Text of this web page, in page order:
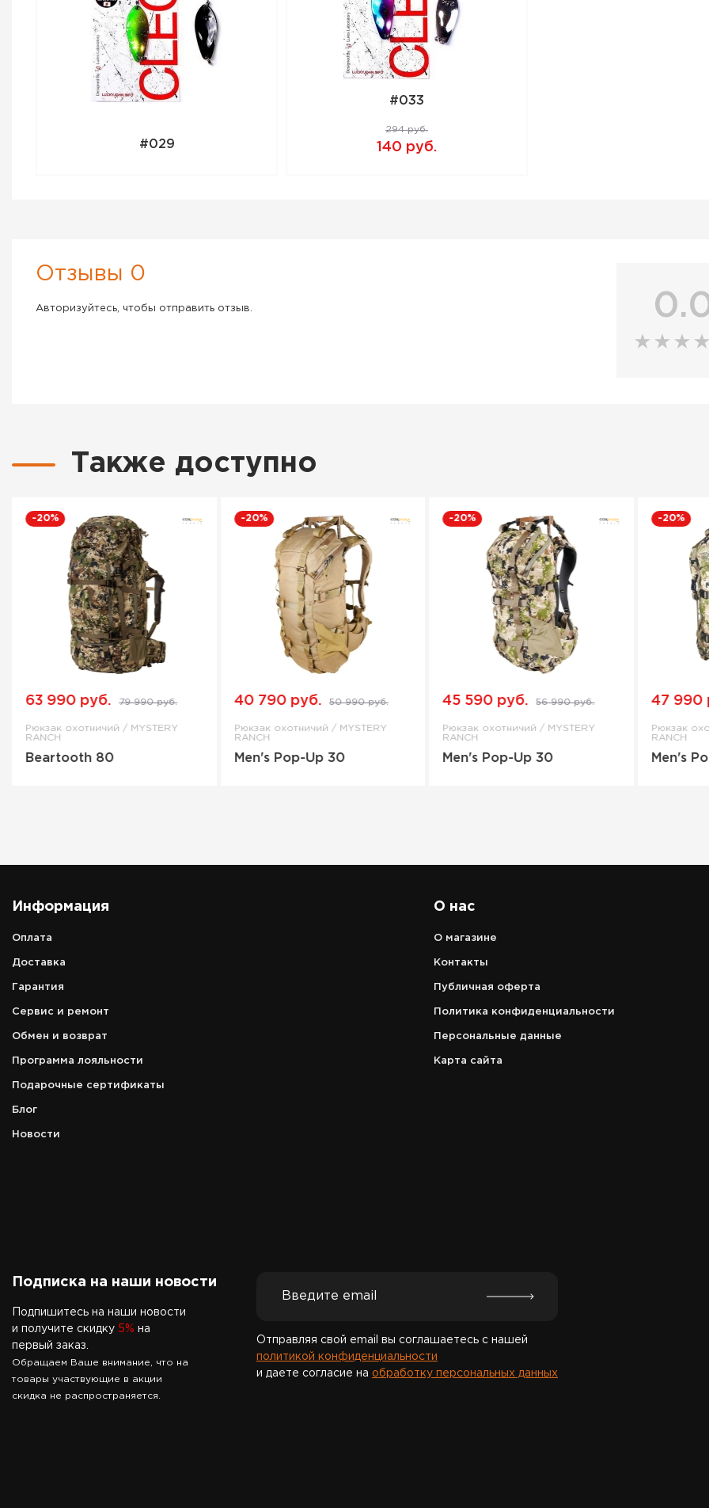
#029
#033
294 руб.
140 руб.
Отзывы 0
Авторизуйтесь, чтобы отправить отзыв.
Также доступно
-20%
63 990 руб. 79 990 руб.
Рюкзак охотничий / MYSTERY
RANCH
Beartooth 80
-20%
40 790 руб. 50 990 руб.
Рюкзак охотничий / MYSTERY
RANCH
Men's Pop-Up 30
-20%
45 590 руб. 56 990 руб.
Рюкзак охотничий / MYSTERY
RANCH
Men's Pop-Up 30
-20%
47 990
Рюкзак
RANCH
Men's
Информация
Оплата
Доставка
Гарантия
Сервис и ремонт
Обмен и возврат
Программа лояльности
Подарочные сертификаты
Блог
Новости
О нас
О магазине
Контакты
Публичная оферта
Политика конфиденциальности
Персональные данные
Карта сайта
Подписка на наши новости
Подпишитесь на наши новости
и получите скидку 5% на
первый заказ.
Обращаем Ваше внимание, что на
товары участвующие в акции
скидка не распространяется.
Отправляя свой email вы соглашаетесь с нашей
политикой конфиденциальности
и даете согласие на обработку персональных данных